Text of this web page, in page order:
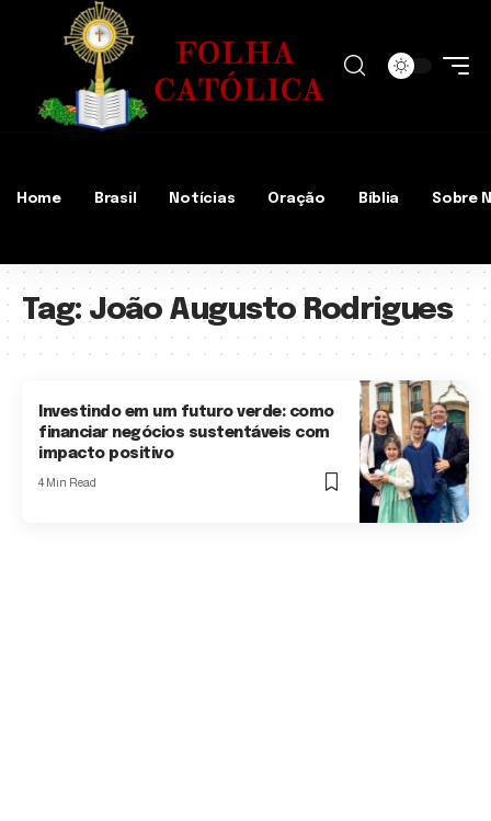
Home Brasil Notícias Oração Bíblia Sobre
Tag: João Augusto Rodrigues
Investindo em um futuro verde: como
financiar negócios sustentáveis com
impacto positivo
4 Min Read